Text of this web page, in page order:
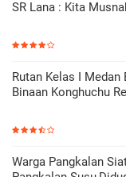
SR Lana : Kita
Rutan Kelas I Medan
Binaan Konghuchu
Warga Pangkalan